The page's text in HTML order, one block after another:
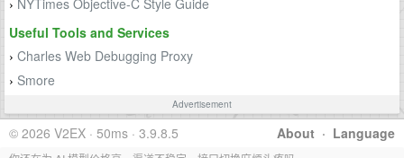
› NYTimes Objective-C Style Guide
Useful Tools and Services
› Charles Web Debugging Proxy
› Smore
Advertisement
About · Language
© 2026 V2EX · 50ms · 3.9.8.5